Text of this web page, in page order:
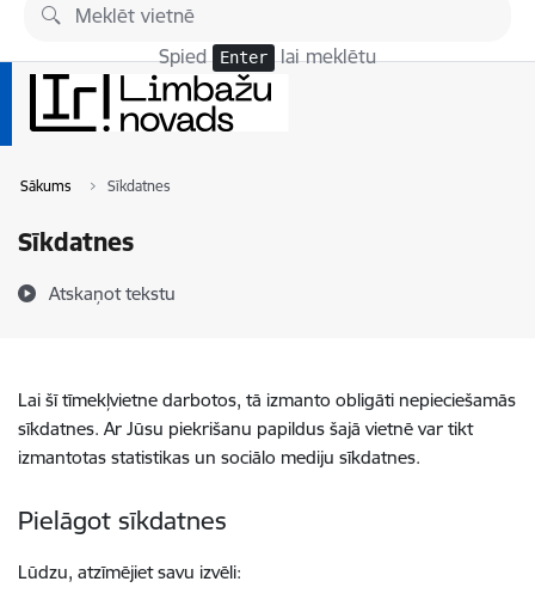
Pāriet uz lapas saturu
Spied Enter lai meklētu
Sākums Sīkdatnes
Sīkdatnes
Atskaņot tekstu
Lai šī tīmekļvietne darbotos, tā izmanto obligāti nepieciešamās
sīkdatnes. Ar Jūsu piekrišanu papildus šajā vietnē var tikt
izmantotas statistikas un sociālo mediju sīkdatnes.
Pielāgot sīkdatnes
Lūdzu, atzīmējiet savu izvēli: